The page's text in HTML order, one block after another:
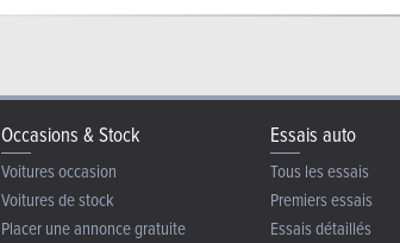
Occasions & Stock
Voitures occasion
Voitures de stock
Placer une annonce gratuite
Essais auto
Tous les essais
Premiers essais
Essais détaillés